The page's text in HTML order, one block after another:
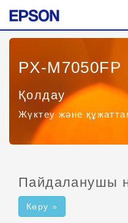
PX-M7050FP
Қолдау
Жүктеу және
Пайдаланушы
Көру »